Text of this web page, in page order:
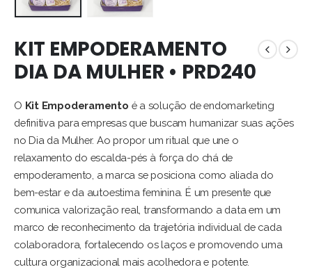
KIT EMPODERAMENTO
DIA DA MULHER • PRD240
O Kit Empoderamento é a solução de endomarketing
definitiva para empresas que buscam humanizar suas ações
no Dia da Mulher. Ao propor um ritual que une o
relaxamento do escalda-pés à força do chá de
empoderamento, a marca se posiciona como aliada do
bem-estar e da autoestima feminina. É um presente que
comunica valorização real, transformando a data em um
marco de reconhecimento da trajetória individual de cada
colaboradora, fortalecendo os laços e promovendo uma
cultura organizacional mais acolhedora e potente.